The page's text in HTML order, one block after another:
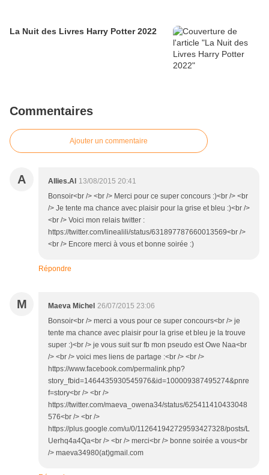
La Nuit des Livres Harry Potter 2022
Commentaires
Ajouter un commentaire
A Allies.Al 13/08/2015 20:41
Bonsoir<br /> <br /> Merci pour ce super concours :)<br /> <br
/> Je tente ma chance avec plaisir pour la grise et bleu :)<br />
<br /> Voici mon relais twitter :
https://twitter.com/linealili/status/631897787660013569<br />
<br /> Encore merci à vous et bonne soirée :)
Répondre
M Maeva Michel 26/07/2015 23:06
Bonsoir<br /> merci a vous pour ce super concours<br /> je
tente ma chance avec plaisir pour la grise et bleu je la trouve
super :)<br /> je vous suit sur fb mon pseudo est Owe Naa<br
/> <br /> voici mes liens de partage :<br /> <br />
https://www.facebook.com/permalink.php?
story_fbid=1464435930545976&id=100009387495274&pnre
f=story<br /> <br />
https://twitter.com/maeva_owena34/status/625411410433048
576<br /> <br />
https://plus.google.com/u/0/112641942729593427328/posts/L
Uerhq4a4Qa<br /> <br /> merci<br /> bonne soirée a vous<br
/> maeva34980(at)gmail.com